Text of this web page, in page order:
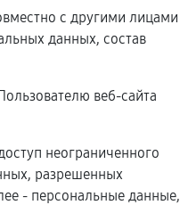
с другими лицами
данных, состав
веб-сайта
неограниченного
разрешенных
- персональные данные,